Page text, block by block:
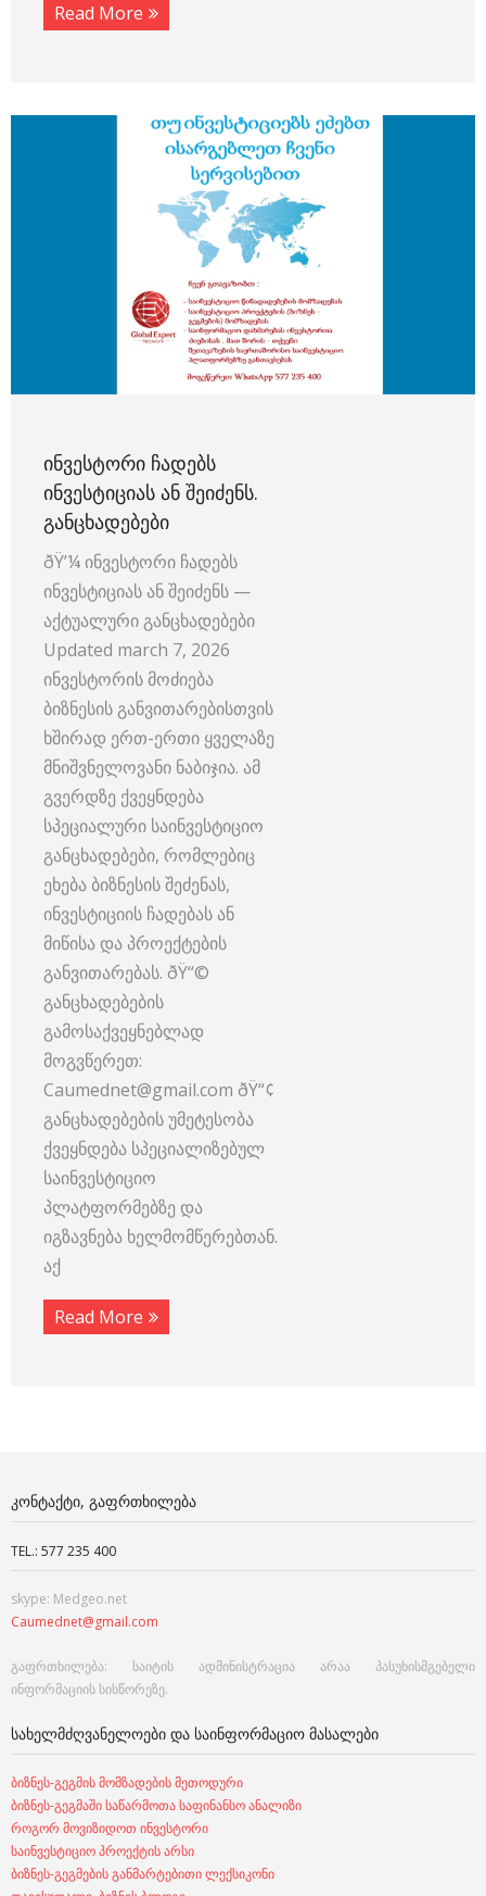
Read More
ᲘᲜᲕᲔᲡᲢᲝᲠᲘ ᲩᲐᲓᲔᲑᲡ
ᲘᲜᲕᲔᲡᲢᲘᲪᲘᲐᲡ ᲐᲜ ᲨᲔᲘᲫᲔᲜᲡ.
ᲒᲐᲜᲪᲮᲐᲓᲔᲑᲔᲑᲘ
ðŸ’¼ ინვესტორი ჩადებს
ინვესტიციას ან შეიძენს —
აქტუალური განცხადებები
Updated march 7, 2026
ინვესტორის მოძიება
ბიზნესის განვითარებისთვის
ხშირად ერთ-ერთი ყველაზე
მნიშვნელოვანი ნაბიჯია. ამ
გვერდზე ქვეყნდება
სპეციალური საინვესტიციო
განცხადებები, რომლებიც
ეხება ბიზნესის შეძენას,
ინვესტიციის ჩადებას ან
მიწისა და პროექტების
განვითარებას. ðŸ“©
განცხადებების
გამოსაქვეყნებლად
მოგვწერეთ:
Caumednet@gmail.com ðŸ“¢
განცხადებების უმეტესობა
ქვეყნდება სპეციალიზებულ
საინვესტიციო
პლატფორმებზე და
იგზავნება ხელმომწერებთან.
აქ
Read More
ᲙᲝᲜᲢᲐᲥᲢᲘ, ᲒᲐᲤᲠᲗᲮᲘᲚᲔᲑᲐ
TEL.: 577 235 400
skype: Medgeo.net
Caumednet@gmail.com
გაფრთხილება: საიტის ადმინისტრაცია არაა პასუხისმგებელი
ინფორმაციის სისწორეზე.
ᲡᲐᲮᲔᲚᲛᲫᲦᲕᲐᲜᲔᲚᲝᲔᲑᲘ ᲓᲐ ᲡᲐᲘᲜᲤᲝᲠᲛᲐᲪᲘᲝ ᲛᲐᲡᲐᲚᲔᲑᲘ
ბიზნეს-გეგმის მომზადების მეთოდური
ბიზნეს-გეგმაში საწარმოთა საფინანსო ანალიზი
როგორ მოვიზიდოთ ინვესტორი
საინვესტიციო პროექტის არსი
ბიზნეს-გეგმების განმარტებითი ლექსიკონი